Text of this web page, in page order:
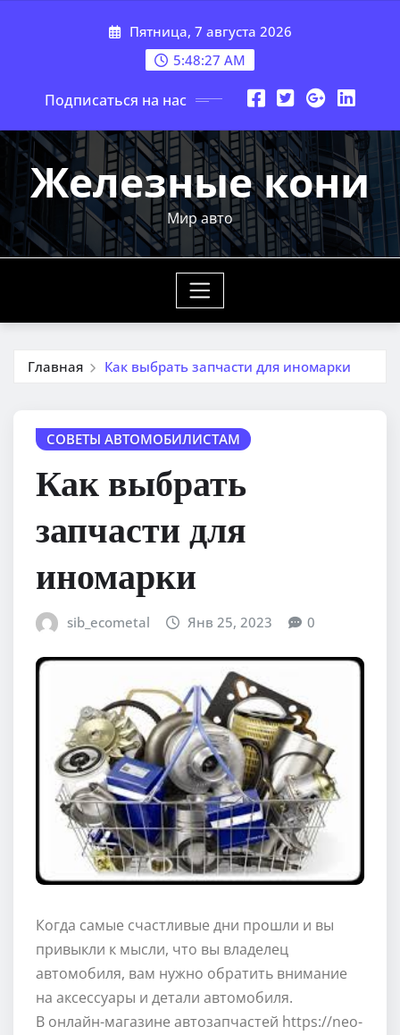
Пятница, 7 августа 2026
5:48:29 AM
Подписаться на нас
Железные кони
Мир авто
Главная Как выбрать запчасти для иномарки
СОВЕТЫ АВТОМОБИЛИСТАМ
Как выбрать
запчасти для
иномарки
sib_ecometal Янв 25, 2023 0
Когда самые счастливые дни прошли и вы
привыкли к мысли, что вы владелец
автомобиля, вам нужно обратить внимание
на аксессуары и детали автомобиля.
В онлайн-магазине автозапчастей https://neo-